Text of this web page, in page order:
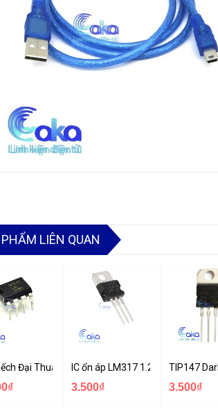
LIÊN QUAN
Đại Thuật Toán LM318IC ổn áp LM317 1.2-37V TO-220
3.500₫
TIP147
3.500₫